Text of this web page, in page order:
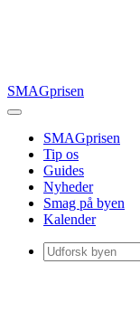
SMAGprisen
SMAGprisen
Tip os
Guides
Nyheder
Smag på byen
Kalender